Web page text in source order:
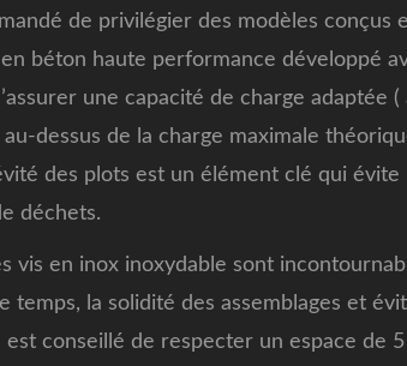
de privilégier des modèles conçus
béton haute performance développé
une capacité de charge adaptée (
dessus de la charge maximale
des plots est un élément clé qui évite
déchets.
vis en inox inoxydable sont
temps, la solidité des assemblages et
est conseillé de respecter un espace de